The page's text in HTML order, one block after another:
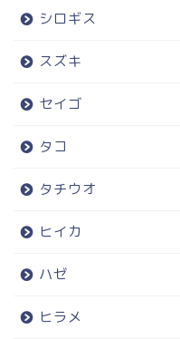
シロギス
スズキ
セイゴ
タコ
タチウオ
ヒイカ
ハゼ
ヒラメ